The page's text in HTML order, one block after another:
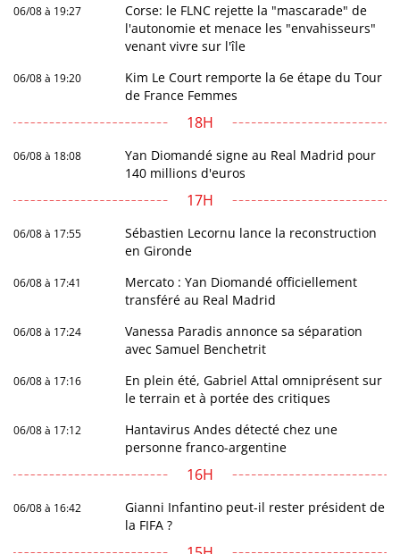
06/08 à 19:27
Corse: le FLNC rejette la "mascarade" de
l'autonomie et menace les "envahisseurs"
venant vivre sur l'île
06/08 à 19:20
Kim Le Court remporte la 6e étape du Tour
de France Femmes
18H
06/08 à 18:08
Yan Diomandé signe au Real Madrid pour
140 millions d'euros
17H
06/08 à 17:55
Sébastien Lecornu lance la reconstruction
en Gironde
06/08 à 17:41
Mercato : Yan Diomandé officiellement
transféré au Real Madrid
06/08 à 17:24
Vanessa Paradis annonce sa séparation
avec Samuel Benchetrit
06/08 à 17:16
En plein été, Gabriel Attal omniprésent sur
le terrain et à portée des critiques
06/08 à 17:12
Hantavirus Andes détecté chez une
personne franco-argentine
16H
06/08 à 16:42
Gianni Infantino peut-il rester président de
la FIFA ?